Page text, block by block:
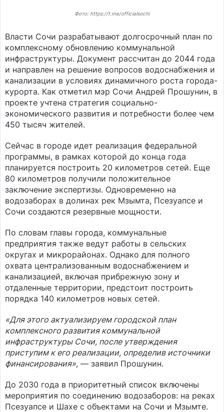
Фото: https://t.me/officialsochi
Власти Сочи разрабатывают долгосрочный план по
комплексному обновлению коммунальной
инфраструктуры. Документ рассчитан до 2044 года
и направлен на решение вопросов водоснабжения и
канализации в условиях динамичного роста города-
курорта. Как отметил мэр Сочи Андрей Прошунин, в
проекте учтена стратегия социально-
экономического развития и потребности более чем
450 тысяч жителей.
Сейчас в городе идет реализация федеральной
программы, в рамках которой до конца года
планируется построить 20 километров сетей. Еще
80 километров получили положительное
заключение экспертизы. Одновременно на
водозаборах в долинах рек Мзымта, Псезуапсе и
Сочи создаются резервные мощности.
По словам главы города, коммунальные
предприятия также ведут работы в сельских
округах и микрорайонах. Однако для полного
охвата централизованным водоснабжением и
канализацией, включая прибрежную зону и
отдаленные территории, предстоит построить
порядка 140 километров новых сетей.
«Для этого актуализируем городской план
комплексного развития коммунальной
инфраструктуры Сочи, после утверждения
приступим к его реализации, определив источники
финансирования», — заявил Прошунин.
До 2030 года в приоритетный список включены
мероприятия по соединению водозаборов: на реках
Псезуапсе и Шахе с объектами на Сочи и Мзымте.